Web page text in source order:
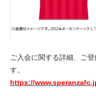
ご入会に関する詳細、ご
す。
https://